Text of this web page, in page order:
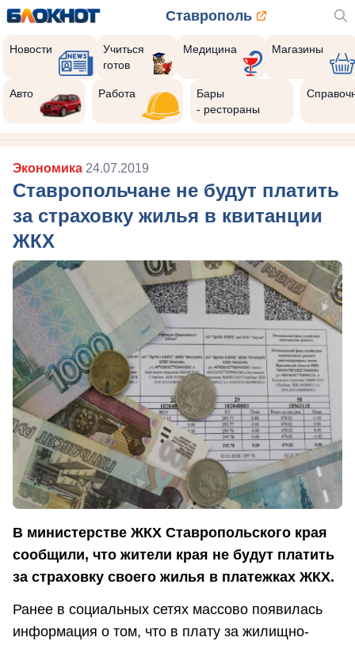
Ставрополь
Новости
Учиться
готов
Медицина Магазины
Авто Работа
Бары
- рестораны
Экономика 24.07.2019
Ставропольчане не будут платить
за страховку жилья в квитанции
ЖКХ
В министерстве ЖКХ Ставропольского края
сообщили, что жители края не будут платить
за страховку своего жилья в платежках ЖКХ.
Ранее в социальных сетях массово появилась
информация о том, что в плату за жилищно-